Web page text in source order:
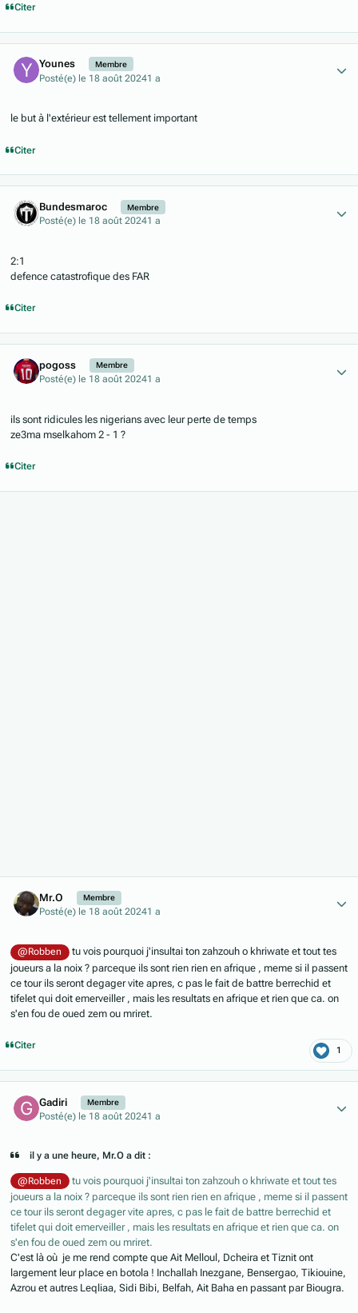
Citer
Younes Membre
Posté(e) le 18 août 20241 a
le but à l'extérieur est tellement important
Citer
Bundesmaroc Membre
Posté(e) le 18 août 20241 a
2:1
defence catastrofique des FAR
Citer
pogoss Membre
Posté(e) le 18 août 20241 a
ils sont ridicules les nigerians avec leur perte de temps
ze3ma mselkahom 2 - 1 ?
Citer
Mr.O Membre
Posté(e) le 18 août 20241 a
@Robben
tu vois pourquoi j'insultai ton zahzouh o khriwate et tout tes
joueurs a la noix ? parceque ils sont rien rien en afrique , meme si il passent
ce tour ils seront degager vite apres, c pas le fait de battre berrechid et
tifelet qui doit emerveiller , mais les resultats en afrique et rien que ca. on
s'en fou de oued zem ou mriret.
Citer 1
Gadiri Membre
Posté(e) le 18 août 20241 a
il y a une heure, Mr.O a dit :
@Robben
tu vois pourquoi j'insultai ton zahzouh o khriwate et tout tes
joueurs a la noix ? parceque ils sont rien rien en afrique , meme si il passent
ce tour ils seront degager vite apres, c pas le fait de battre berrechid et
tifelet qui doit emerveiller , mais les resultats en afrique et rien que ca. on
s'en fou de oued zem ou mriret.
C'est là où je me rend compte que Ait Melloul, Dcheira et Tiznit ont
largement leur place en botola ! Inchallah Inezgane, Bensergao, Tikiouine,
Azrou et autres Leqliaa, Sidi Bibi, Belfah, Ait Baha en passant par Biougra.